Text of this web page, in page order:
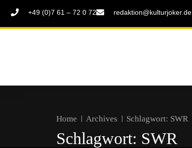
+49 (0)7 61 – 72 0 72 redaktion@kulturjoker.de
Home Archives Schlagwort: SWR
Schlagwort: SWR